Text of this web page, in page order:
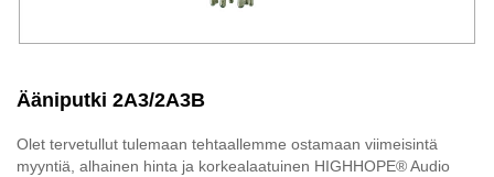
Ääniputki 2A3/2A3B
Olet tervetullut tulemaan tehtaallemme ostamaan viimeisintä
myyntiä, alhainen hinta ja korkealaatuinen HIGHHOPE® Audio